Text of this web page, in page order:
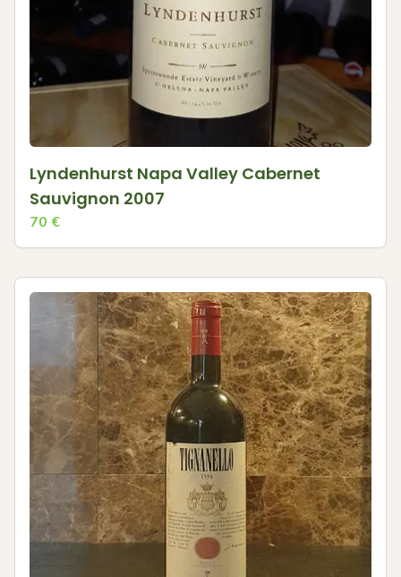
Lyndenhurst Napa Valley Cabernet
Sauvignon 2007
70 €